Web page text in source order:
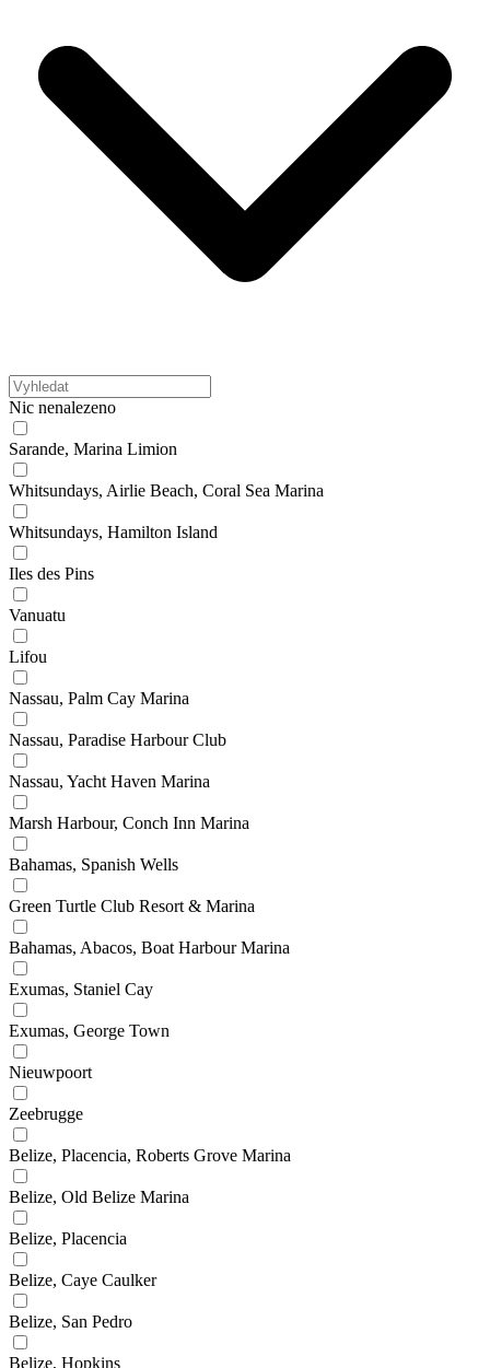
Nic nenalezeno
Sarande, Marina Limion
Whitsundays, Airlie Beach, Coral Sea Marina
Whitsundays, Hamilton Island
Iles des Pins
Vanuatu
Lifou
Nassau, Palm Cay Marina
Nassau, Paradise Harbour Club
Nassau, Yacht Haven Marina
Marsh Harbour, Conch Inn Marina
Bahamas, Spanish Wells
Green Turtle Club Resort & Marina
Bahamas, Abacos, Boat Harbour Marina
Exumas, Staniel Cay
Exumas, George Town
Nieuwpoort
Zeebrugge
Belize, Placencia, Roberts Grove Marina
Belize, Old Belize Marina
Belize, Placencia
Belize, Caye Caulker
Belize, San Pedro
Belize, Hopkins